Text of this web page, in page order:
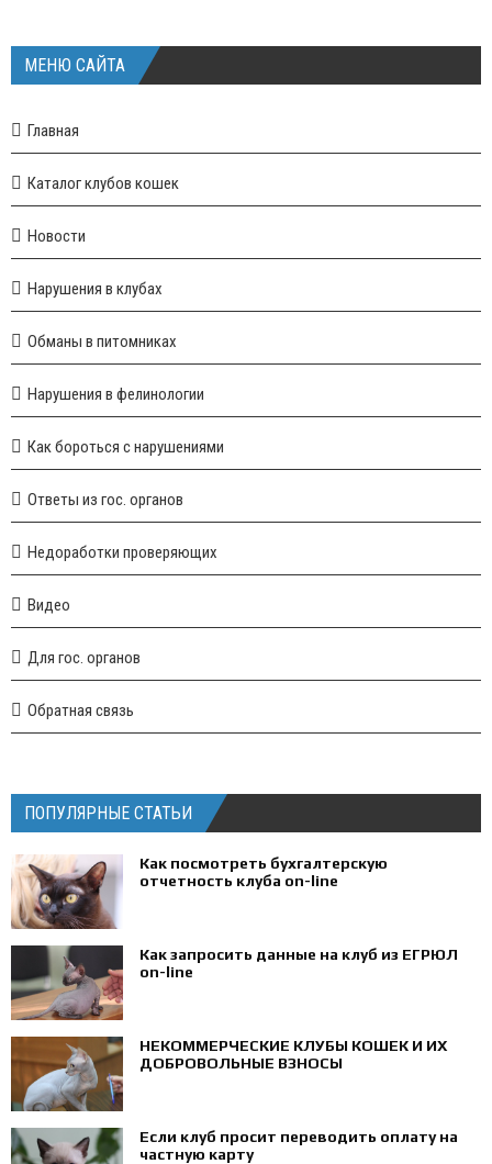
МЕНЮ САЙТА
Главная
Каталог клубов кошек
Новости
Нарушения в клубах
Обманы в питомниках
Нарушения в фелинологии
Как бороться с нарушениями
Ответы из гос. органов
Недоработки проверяющих
Видео
Для гос. органов
Обратная связь
ПОПУЛЯРНЫЕ СТАТЬИ
Как посмотреть бухгалтерскую
отчетность клуба on-line
Как запросить данные на клуб из ЕГРЮЛ
on-line
НЕКОММЕРЧЕСКИЕ КЛУБЫ КОШЕК И ИХ
ДОБРОВОЛЬНЫЕ ВЗНОСЫ
Если клуб просит переводить оплату на
частную карту